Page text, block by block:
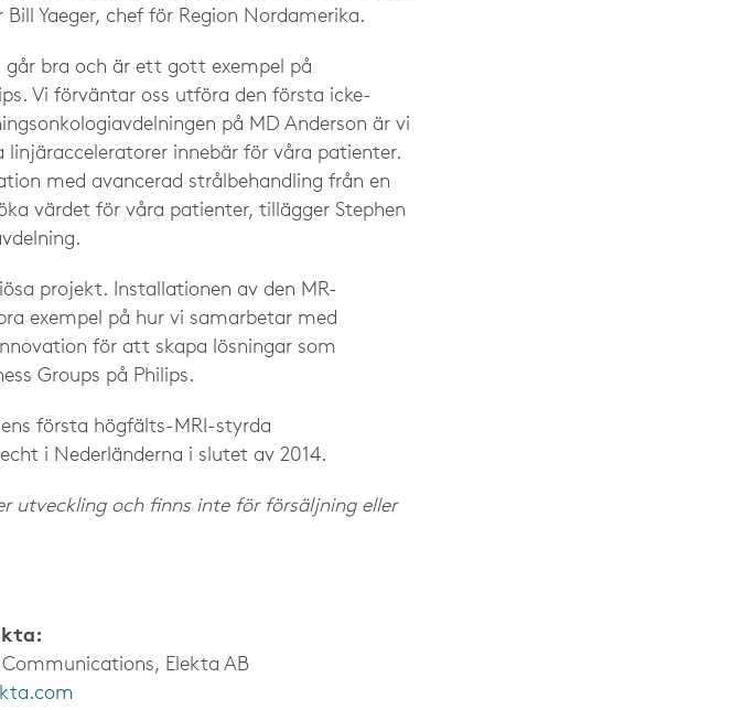
Yaeger, chef för Region Nordamerika.
går bra och är ett gott exempel på
Vi förväntar oss utföra den första icke-
på MD Anderson är vi
innebär för våra patienter.
med avancerad strålbehandling från en
värdet för våra patienter, tillägger Stephen
projekt. Installationen av den MR-
exempel på hur vi samarbetar med
för att skapa lösningar som
Groups på Philips.
första högfälts-MRI-styrda
i Nederländerna i slutet av 2014.
utveckling och finns inte för försäljning eller
Elekta AB